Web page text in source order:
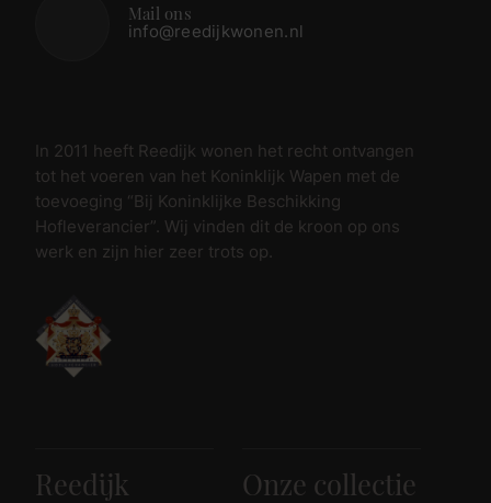
Mail ons
info@reedijkwonen.nl
In 2011 heeft Reedijk wonen het recht ontvangen
tot het voeren van het Koninklijk Wapen met de
toevoeging “Bij Koninklijke Beschikking
Hofleverancier”. Wij vinden dit de kroon op ons
werk en zijn hier zeer trots op.
Reedijk
Onze collectie